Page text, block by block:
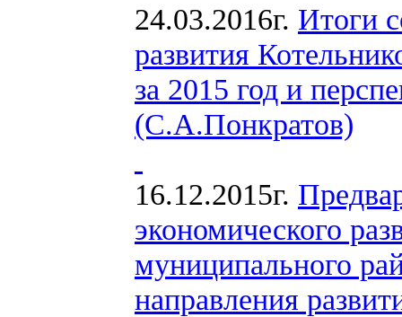
24.03.2016г. Итоги
развития
за 2015 год и
(С.А.Понкратов)
16.12.2015г.
экономического
муниципального
направления